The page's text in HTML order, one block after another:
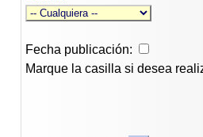
Fecha publicación:
Marque la casilla si desea